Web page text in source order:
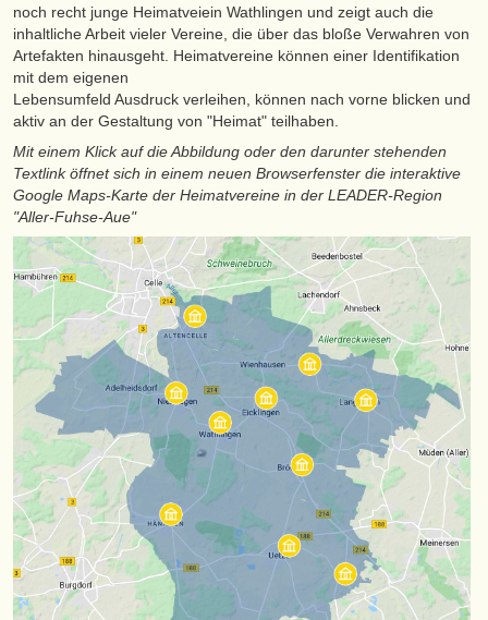
noch recht junge Heimatveiein Wathlingen und zeigt auch die
inhaltliche Arbeit vieler Vereine, die über das bloße Verwahren von
Artefakten hinausgeht. Heimatvereine können einer Identifikation
mit dem eigenen
Lebensumfeld Ausdruck verleihen, können nach vorne blicken und
aktiv an der Gestaltung von "Heimat" teilhaben.
Mit einem Klick auf die Abbildung oder den darunter stehenden
Textlink öffnet sich in einem neuen Browserfenster die interaktive
Google Maps-Karte der Heimatvereine in der LEADER-Region
"Aller-Fuhse-Aue"